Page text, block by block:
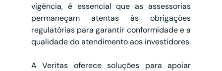
vigência, é essencial que as assessorias
permaneçam atentas às obrigações
regulatórias para garantir conformidade e a
qualidade do atendimento aos investidores.
A Veritas oferece soluções para apoiar